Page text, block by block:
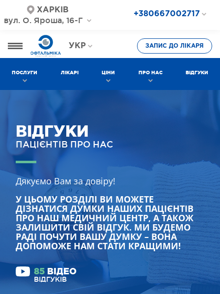
ХАРКІВ
вул. О. Яроша, 16-Г
+380667002717
+380577002717
УКР
РОС
ЗАПИС ДО ЛІКАРЯ
ПОСЛУГИ ЛІКАРІ ЦІНИ ПРО НАС ВІДГУКИ
ВІДГУКИ
ПАЦІЄНТІВ ПРО НАС
Дякуємо Вам за довіру!
У ЦЬОМУ РОЗДІЛІ ВИ МОЖЕТЕ
ДІЗНАТИСЯ ДУМКИ НАШИХ ПАЦІЄНТІВ
ПРО НАШ МЕДИЧНИЙ ЦЕНТР, А ТАКОЖ
ЗАЛИШИТИ СВІЙ ВІДГУК. МИ БУДЕМО
РАДІ ПОЧУТИ ВАШУ ДУМКУ – ВОНА
ДОПОМОЖЕ НАМ СТАТИ КРАЩИМИ!
85 ВІДЕО
ВІДГУКІВ